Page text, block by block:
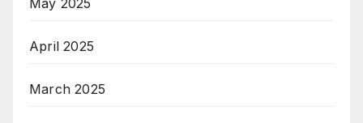
May 2025
April 2025
March 2025